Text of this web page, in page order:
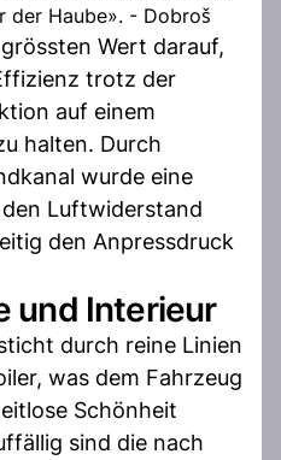
der Haube». - Dobroš
Wert darauf,
trotz der
auf einem
halten. Durch
wurde eine
Luftwiderstand
den Anpressdruck
und Interieur
durch reine Linien
was dem Fahrzeug
Schönheit
sind die nach